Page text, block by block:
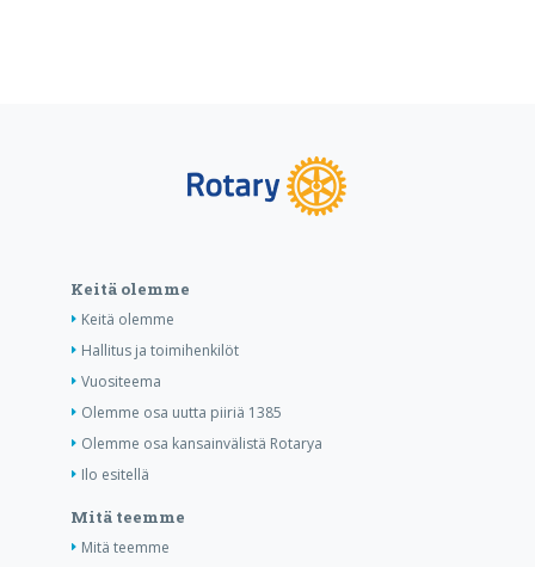
Keitä olemme
Keitä olemme
Hallitus ja toimihenkilöt
Vuositeema
Olemme osa uutta piiriä 1385
Olemme osa kansainvälistä Rotarya
Ilo esitellä
Mitä teemme
Mitä teemme